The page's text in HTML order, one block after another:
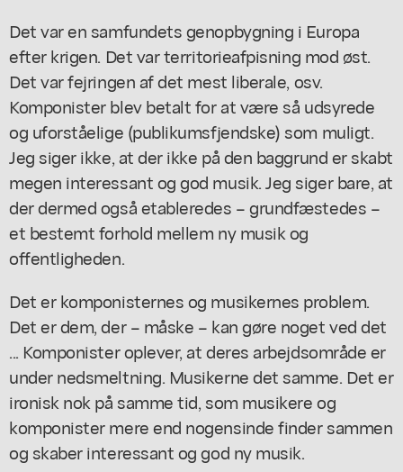
Det var en samfundets genopbygning i Europa
efter krigen. Det var territorieafpisning mod øst.
Det var fejringen af det mest liberale, osv.
Komponister blev betalt for at være så udsyrede
og uforståelige (publikumsfjendske) som muligt.
Jeg siger ikke, at der ikke på den baggrund er skabt
megen interessant og god musik. Jeg siger bare, at
der dermed også etableredes – grundfæstedes –
et bestemt forhold mellem ny musik og
offentligheden.
Det er komponisternes og musikernes problem.
Det er dem, der – måske – kan gøre noget ved det
... Komponister oplever, at deres arbejdsområde er
under nedsmeltning. Musikerne det samme. Det er
ironisk nok på samme tid, som musikere og
komponister mere end nogensinde finder sammen
og skaber interessant og god ny musik.